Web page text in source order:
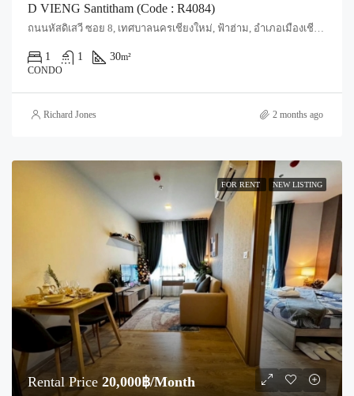
D VIENG Santitham (Code : R4084)
1 1 30m²
CONDO
Richard Jones 2 months ago
FOR RENT NEW LISTING
Rental Price 20,000฿/Month